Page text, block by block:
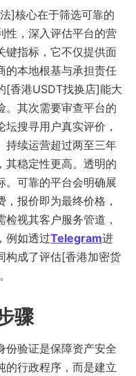
]核心在于筛选可靠的
性，深入评估平台的营
键指标，它不仅提供面
的本地根基与承担责任
[香港USDT找换店]能大
。其次需要审查平台的
搜寻用户真实评价，
持续运营超过两至三年
其稳定性更高。透明的
。可靠的平台会明确展
报价即为最终价格，
视其客户服务管道，
例如透过Telegram进
构成了评估[香港加密货
骤
份验证是保障资产安全
的行政程序，而是建立